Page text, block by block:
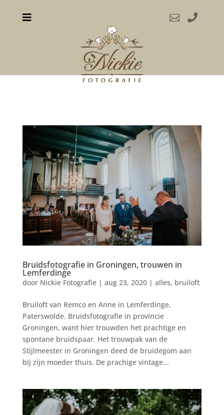
  
Bruidsfotografie in Groningen, trouwen in
Lemferdinge
door Nickie Fotografie| aug 23, 2020| alles, bruiloft
Bruiloft van Remco en Anne in Lemferdinge,
Paterswolde. Bruidsfotografie in provincie
Groningen, want hier trouwden het prachtige en
spontane bruidspaar. Het trouwpak van de
Stijlmeester in Groningen deed de bruidegom aan
bij zijn moeder thuis. De prachige vintage...